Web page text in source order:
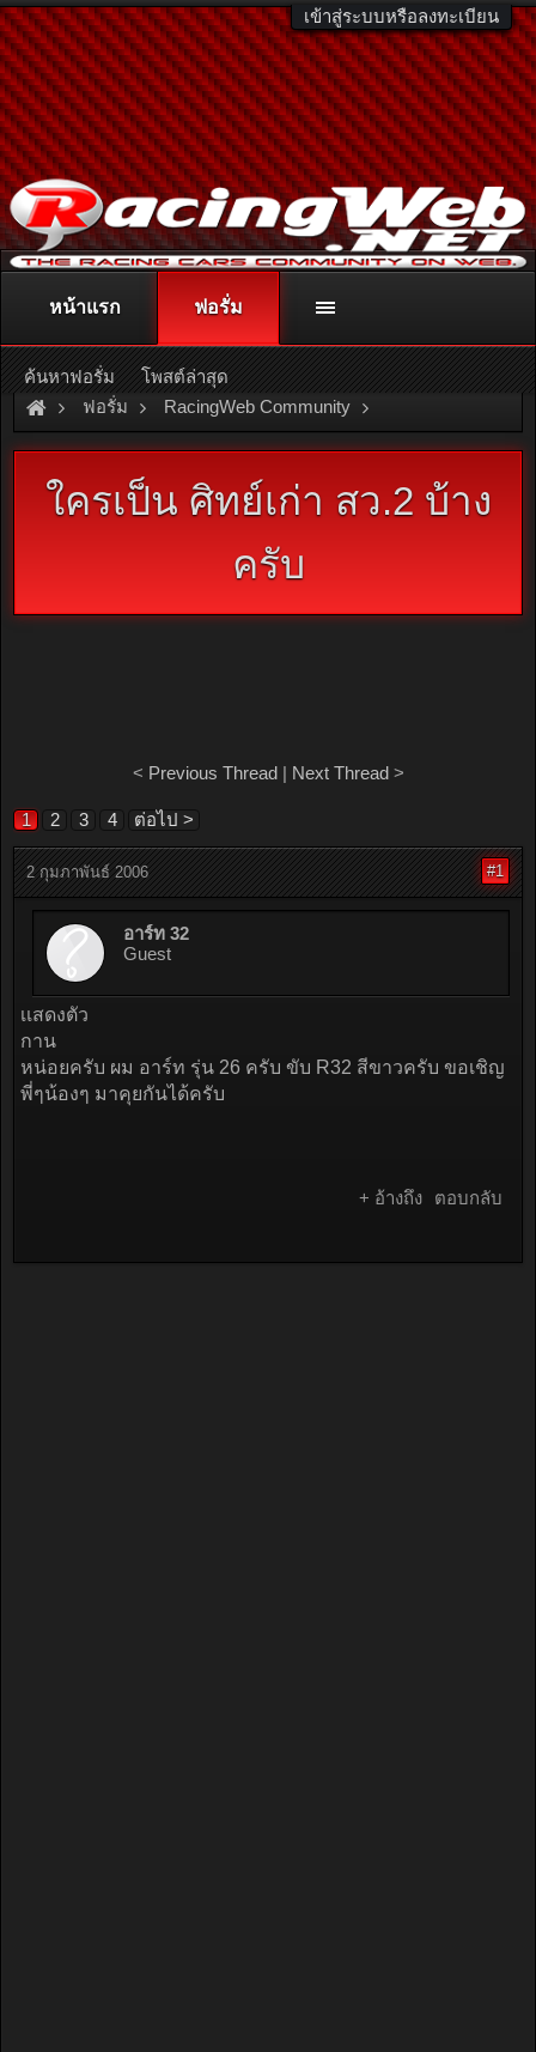
เข้าสู่ระบบหรือลงทะเบียน
ติดต่อลงโฆษณา racingweb@gmail.comหรือโทร. 081-811-1138
หรืออ่านรายละเอียดเพิ่มเติม คลิกที่นี่
ฟอรั่ม RacingWeb Community
Racing Forum (Cars Forum) Find Friend
ใครเป็น ศิทย์เก่า สว.2 บ้าง
ครับ
< Previous Thread| Next Thread>
1 2 3 4 ต่อไป >
2 กุมภาพันธ์ 2006 #1
อาร์ท 32
Guest
เเสดงตัว
กาน
หน่อยครับ ผม อาร์ท รุ่น 26 ครับ ขับ R32 สีขาวครับ ขอเชิญ
พี่ๆน้องๆ มาคุยกันได้ครับ
+ อ้างถึง ตอบกลับ
หน้าแรก ฟอรั่ม
ค้นหาฟอรั่ม โพสต์ล่าสุด